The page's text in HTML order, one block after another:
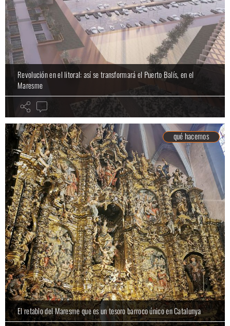
Revolución en el litoral: así se transformará el Puerto Balís, en el
Maresme
qué hacemos
El retablo del Maresme que es un tesoro barroco único en Catalunya